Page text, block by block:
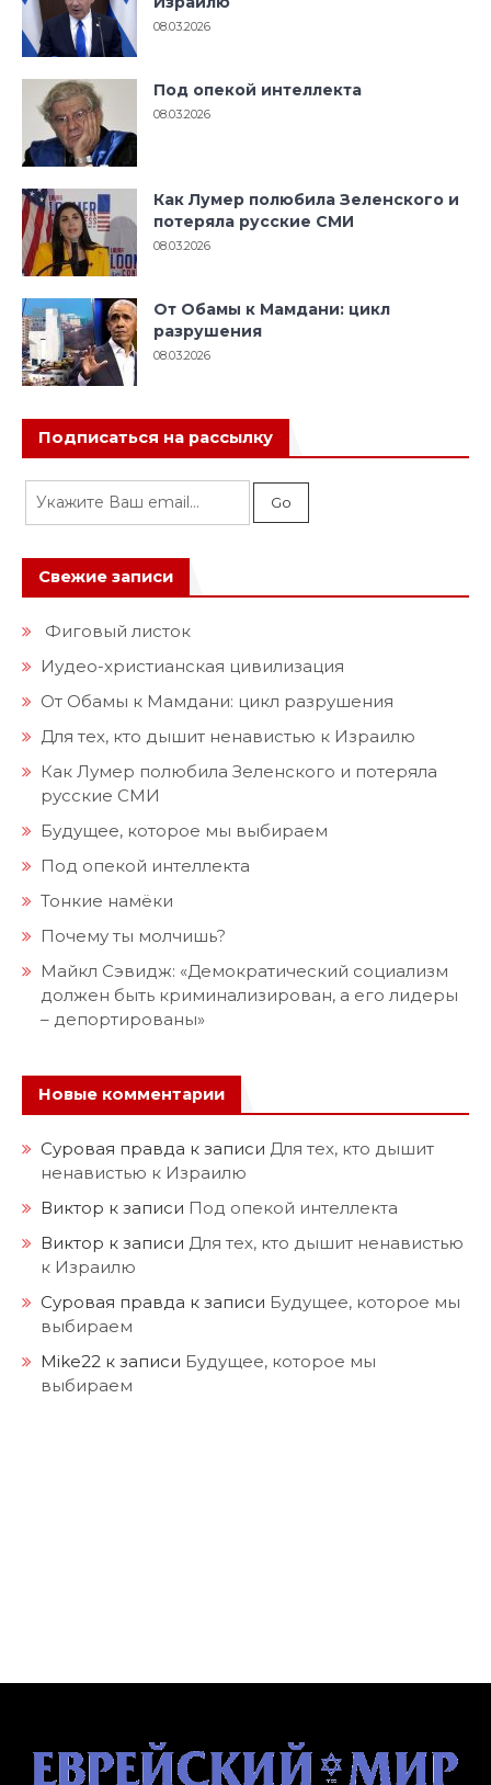
08.03.2026
Под опекой интеллекта
08.03.2026
Как Лумер полюбила Зеленского и
потеряла русские СМИ
08.03.2026
От Обамы к Мамдани: цикл
разрушения
08.03.2026
Подписаться на рассылку
Свежие записи
Фиговый листок
Иудео-христианская цивилизация
От Обамы к Мамдани: цикл разрушения
Для тех, кто дышит ненавистью к Израилю
Как Лумер полюбила Зеленского и потеряла
русские СМИ
Будущее, которое мы выбираем
Под опекой интеллекта
Тонкие намёки
Почему ты молчишь?
Майкл Сэвидж: «Демократический социализм
должен быть криминализирован, а его лидеры
– депортированы»
Новые комментарии
Суровая правда к записи Для тех, кто дышит
ненавистью к Израилю
Виктор к записи Под опекой интеллекта
Виктор к записи Для тех, кто дышит ненавистью
к Израилю
Суровая правда к записи Будущее, которое мы
выбираем
Mike22 к записи Будущее, которое мы
выбираем